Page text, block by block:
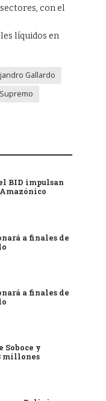
con el
líquidos en
Gallardo
BID impulsan
a finales de
a finales de
y
millones